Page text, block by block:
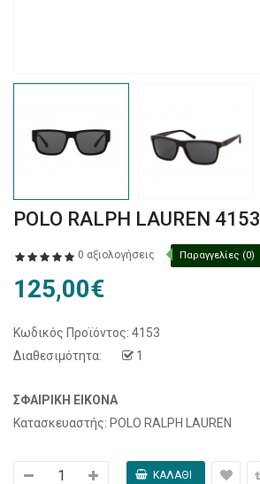
POLO RALPH LAUREN 4153
0 αξιολογήσεις Παραγγελίες (0)
125,00€
Κωδικός Προϊόντος: 4153
Διαθεσιμότητα:
1
ΣΦΑΙΡΙΚΉ ΕΙΚΌΝΑ
Κατασκευαστής: POLO RALPH LAUREN